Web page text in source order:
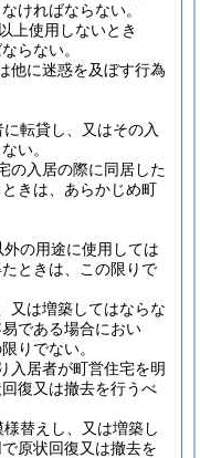
ければならない。
上使用しないとき
らない。
他に迷惑を及ぼす行為
転貸し、又はその入
い。
の入居の際に同居した
きは、あらかじめ町
の用途に使用しては
ときは、この限りで
又は増築してはならな
である場合におい
りでない。
入居者が町営住宅を明
復又は撤去を行うべ
替えし、又は増築し
原状回復又は撤去を